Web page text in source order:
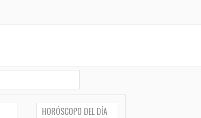
HORÓSCOPO DEL DÍA